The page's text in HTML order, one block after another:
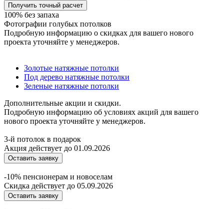
Получить точный расчет
100% без запаха
Фотографии голубых потолков
Подробную информацию о скидках для вашего нового
проекта уточняйте у менеджеров.
Золотые натяжные потолки
Под дерево натяжные потолки
Зеленые натяжные потолки
Дополнительные акции и скидки.
Подробную информацию об условиях акций для вашего
нового проекта уточняйте у менеджеров.
3-й потолок в подарок
Акция действует до 01.09.2026
Оставить заявку
-10% пенсионерам и новоселам
Скидка действует до 05.09.2026
Оставить заявку